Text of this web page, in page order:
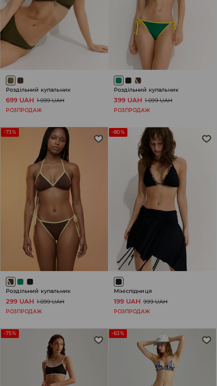
Роздільний купальник
699 UAH 1 099 UAH
РОЗПРОДАЖ
Роздільний купальник
399 UAH 1 099 UAH
РОЗПРОДАЖ
-73%
Роздільний купальник
299 UAH 1 099 UAH
РОЗПРОДАЖ
-80%
Мініспідниця
199 UAH 999 UAH
РОЗПРОДАЖ
-75% -63%